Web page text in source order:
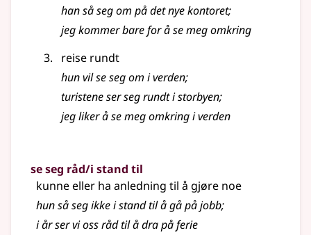
han så seg om på det nye kontoret;
jeg kommer bare for å se meg omkring
reise rundt
hun vil se seg om i verden;
turistene ser seg rundt i storbyen;
jeg liker å se meg omkring i verden
se seg råd/i stand til
kunne eller ha anledning til å gjøre noe
hun så seg ikke i stand til å gå på jobb;
i år ser vi oss råd til å dra på ferie